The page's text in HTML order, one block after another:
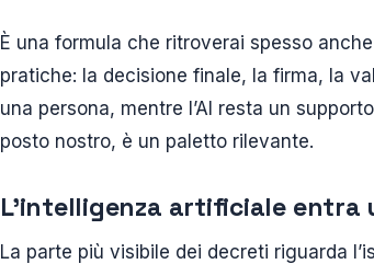
È una formula che ritroverai spesso
pratiche: la decisione finale, la firma, la
una persona, mentre l’AI resta un
posto nostro, è un paletto rilevante.
L’intelligenza artificiale entra
La parte più visibile dei decreti riguarda